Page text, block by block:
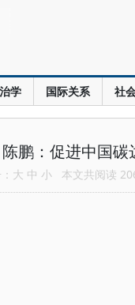
学 国际关系 社
鹏：促进中国
大 中 小 本文共阅读